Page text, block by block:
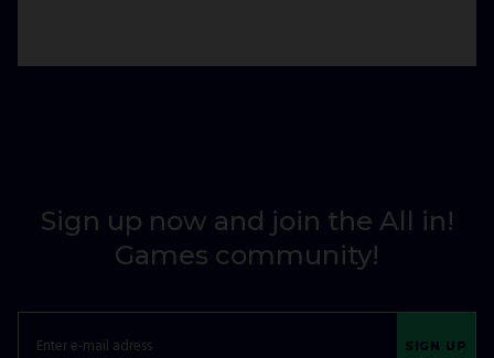
Sign up now and join the All in!
Games community!
SIGN UP